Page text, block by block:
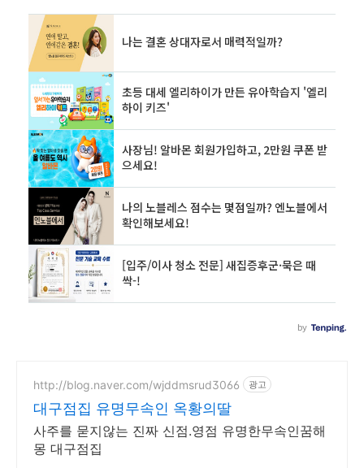
http://blog.naver.com/wjddmsrud3066 광고
대구점집 유명무속인 옥황의딸
사주를 묻지않는 진짜 신점.영점 유명한무속인꿈해
몽 대구점집